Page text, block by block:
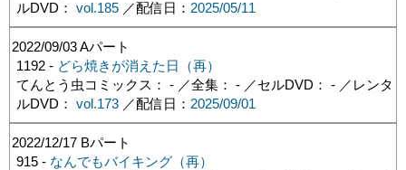
ルDVD： vol.185／配信日： 2025/05/11
2022/09/03Aパート
1192 - どら焼きが消えた日（再）
てんとう虫コミックス： - ／全集： - ／セルDVD： - ／レンタ
ルDVD： vol.173／配信日： 2025/09/01
2022/12/17 Bパート
915 - なんでもバイキング（再）